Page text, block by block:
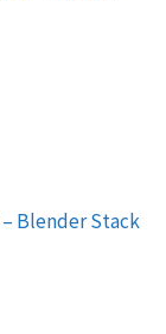
Blender Stack